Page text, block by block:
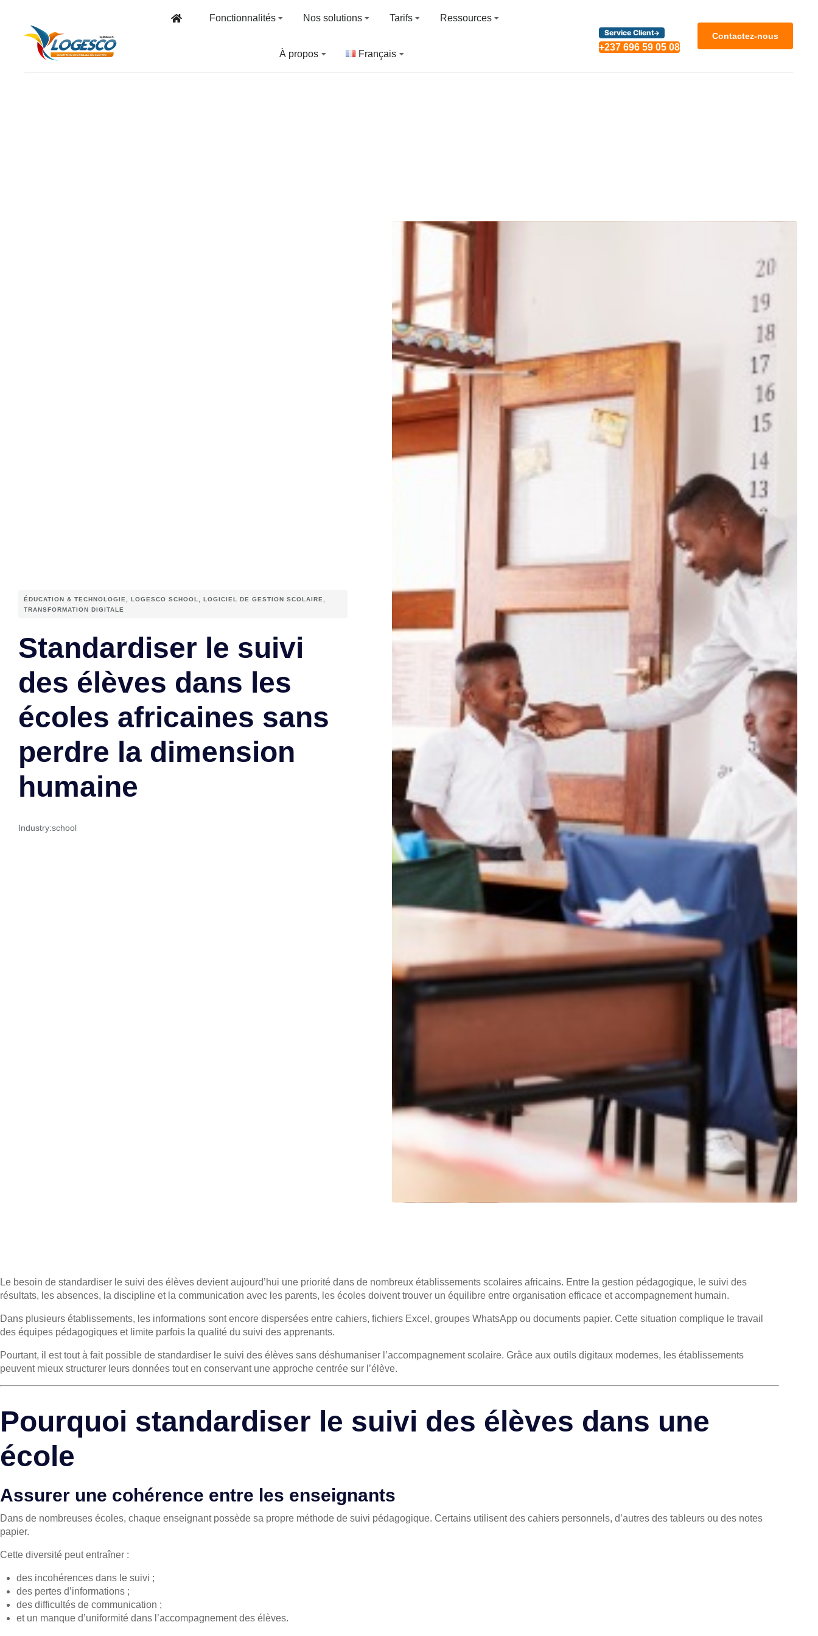
Fonctionnalités Nos solutions Tarifs Ressources
À propos Français
Service Client
+237 696 59 05 08
Contactez-nous
ÉDUCATION & TECHNOLOGIE LOGESCO SCHOOL LOGICIEL DE GESTION SCOLAIRE
TRANSFORMATION DIGITALE
Standardiser le suivi
des élèves dans les
écoles africaines sans
perdre la dimension
humaine
Industry:school
Le besoin de standardiser le suivi des élèves devient aujourd’hui une priorité dans de nombreux établissements scolaires africains. Entre la gestion pédagogique, le suivi des
résultats, les absences, la discipline et la communication avec les parents, les écoles doivent trouver un équilibre entre organisation efficace et accompagnement humain.
Dans plusieurs établissements, les informations sont encore dispersées entre cahiers, fichiers Excel, groupes WhatsApp ou documents papier. Cette situation complique le travail
des équipes pédagogiques et limite parfois la qualité du suivi des apprenants.
Pourtant, il est tout à fait possible de standardiser le suivi des élèves sans déshumaniser l’accompagnement scolaire. Grâce aux outils digitaux modernes, les établissements
peuvent mieux structurer leurs données tout en conservant une approche centrée sur l’élève.
Pourquoi standardiser le suivi des élèves dans une
école
Assurer une cohérence entre les enseignants
Dans de nombreuses écoles, chaque enseignant possède sa propre méthode de suivi pédagogique. Certains utilisent des cahiers personnels, d’autres des tableurs ou des notes
papier.
Cette diversité peut entraîner :
des incohérences dans le suivi ;
des pertes d’informations ;
des difficultés de communication ;
et un manque d’uniformité dans l’accompagnement des élèves.